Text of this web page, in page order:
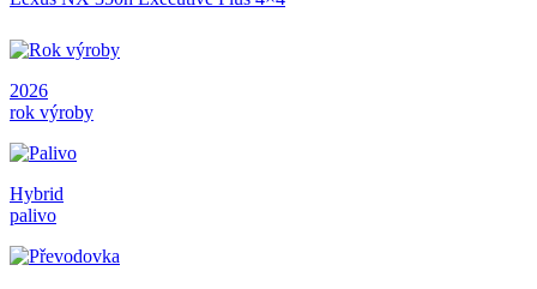
2026
rok výroby
Hybrid
palivo